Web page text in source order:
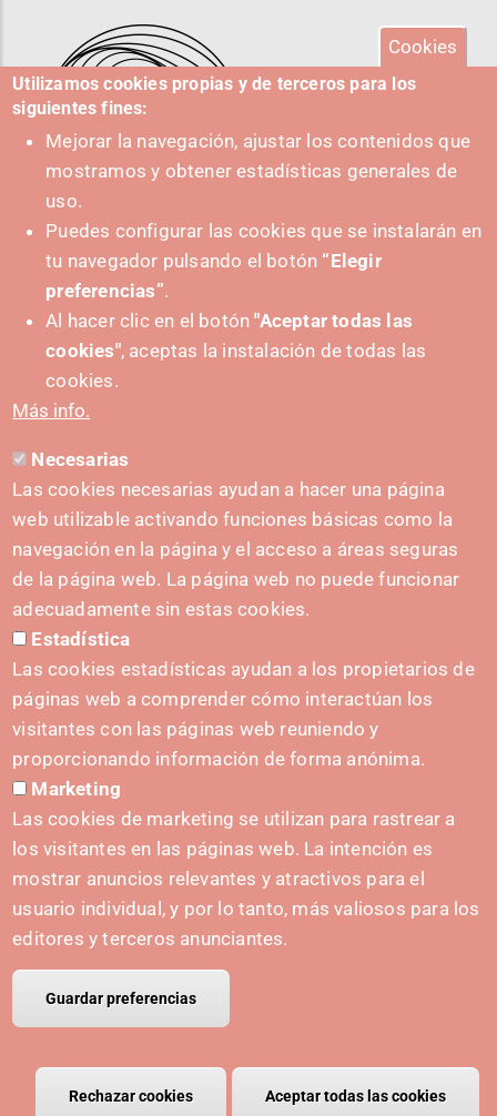
IMPULSA
CONTACTO
hola@irisnavarra.com
(+34) 628 23 12 32
C. del Sadar, 31006 Pamplona
Formulario de contacto
Kit de prensa
INICIATIVAS
Navarra Cybersecurity Center
Spain Living Lab
Apoyo al Emprendimiento
Gemelos digitales
© Copyright Polo IRIS.Aviso legal
Política de privacidad
Política de cookies
Cookies
Utilizamos cookies propias y de terceros para los
siguientes fines:
Mejorar la navegación, ajustar los contenidos que
mostramos y obtener estadísticas generales de
uso.
Puedes configurar las cookies que se instalarán en
tu navegador pulsando el botón “Elegir
preferencias”.
Al hacer clic en el botón"Aceptar todas las
cookies", aceptas la instalación de todas las
cookies.
Más info.
Necesarias
Las cookies necesarias ayudan a hacer una página
web utilizable activando funciones básicas como la
navegación en la página y el acceso a áreas seguras
de la página web. La página web no puede funcionar
adecuadamente sin estas cookies.
Estadística
Las cookies estadísticas ayudan a los propietarios de
páginas web a comprender cómo interactúan los
visitantes con las páginas web reuniendo y
proporcionando información de forma anónima.
Marketing
Las cookies de marketing se utilizan para rastrear a
los visitantes en las páginas web. La intención es
mostrar anuncios relevantes y atractivos para el
usuario individual, y por lo tanto, más valiosos para los
editores y terceros anunciantes.
Guardar preferencias
Rechazar cookies Aceptar todas las cookies
Retirar el consentimiento